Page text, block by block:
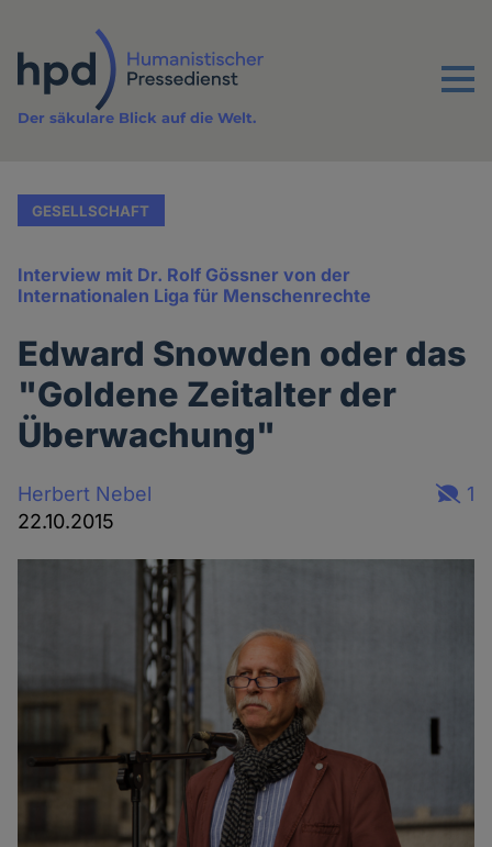
Inhalt
Menu
Der säkulare Blick auf die Welt.
GESELLSCHAFT
Interview mit Dr. Rolf Gössner von der
Internationalen Liga für Menschenrechte
Edward Snowden oder das
"Goldene Zeitalter der
Überwachung"
Herbert Nebel
22.10.2015
1